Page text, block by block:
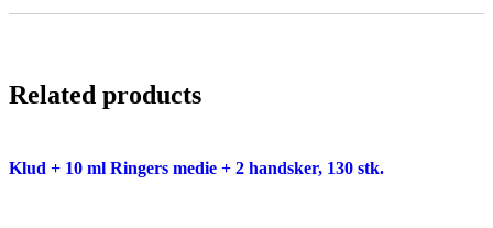
Related products
Klud + 10 ml Ringers medie + 2 handsker, 130 stk.